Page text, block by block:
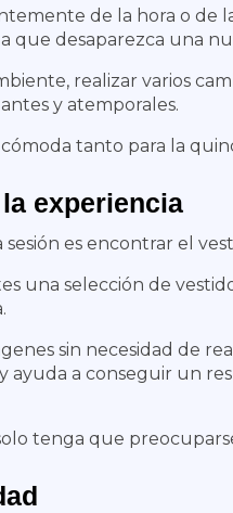
de la hora o de
que desaparezca una
realizar varios
y atemporales.
tanto para la
experiencia
es encontrar el
una selección de
sin necesidad de
ayuda a conseguir un
tenga que